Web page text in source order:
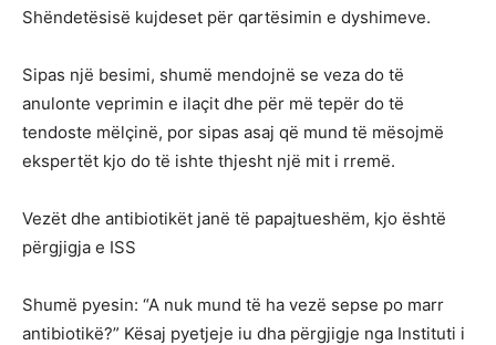
Shëndetësisë kujdeset për qartësimin e dyshimeve.
Sipas një besimi, shumë mendojnë se veza do të
anulonte veprimin e ilaçit dhe për më tepër do të
tendoste mëlçinë, por sipas asaj që mund të mësojmë
ekspertët kjo do të ishte thjesht një mit i rremë.
Vezët dhe antibiotikët janë të papajtueshëm, kjo është
përgjigja e ISS
Shumë pyesin: “A nuk mund të ha vezë sepse po marr
antibiotikë?” Kësaj pyetjeje iu dha përgjigje nga Instituti i